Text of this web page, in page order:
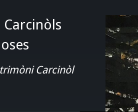
Carcinòls
Carcinòl